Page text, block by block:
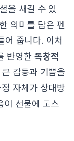
을 새길 수 있
의미를 담은 펜
어 줍니다. 이처
반영한 독창적
감동과 기쁨을
자체가 상대방
이 선물에 고스